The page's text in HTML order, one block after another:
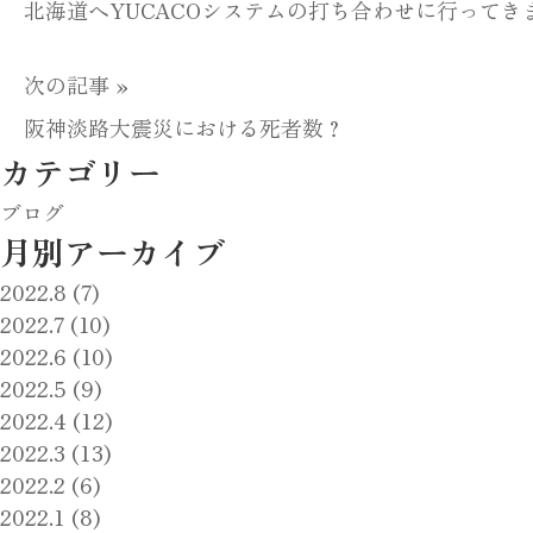
土
流
に
学
ぶ
は
北海道へYUCACOシステムの打ち合わせに行ってき
次の記事 »
阪神淡路大震災における死者数？
カテゴリー
ブログ
月別アーカイブ
2022.8 (7)
2022.7 (10)
2022.6 (10)
2022.5 (9)
2022.4 (12)
2022.3 (13)
2022.2 (6)
2022.1 (8)